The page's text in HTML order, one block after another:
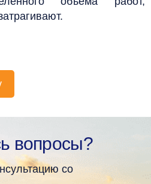
вопросы?
со